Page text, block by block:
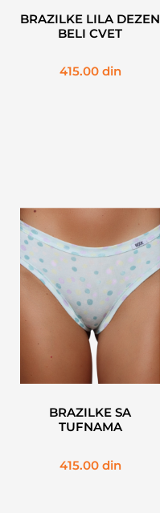
BRAZILKE LILA DEZEN
BELI CVET
415.00 din
BRAZILKE SA
TUFNAMA
415.00 din